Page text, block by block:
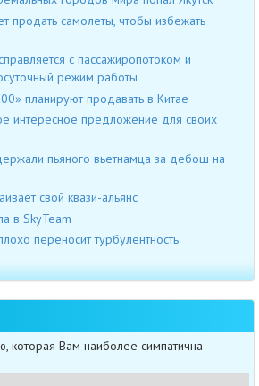
продать самолеты, чтобы избежать
с пассажиропотоком и
режим работы
планируют продавать в Китае
интересное предложение для своих
пьяного вьетнамца за дебош на
свой квази-альянс
в SkyTeam
переносит турбулентность
которая Вам наиболее симпатична